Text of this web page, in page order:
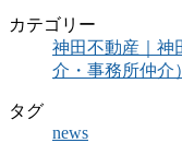
カテゴリー
神田不動産｜神
介・事務所仲介）
タグ
news